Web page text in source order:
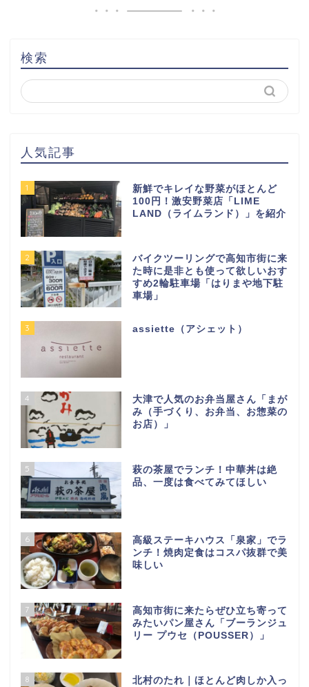
検索
人気記事
1
新鮮でキレイな野菜がほとんど
100円！激安野菜店「LIME
LAND（ライムランド）」を紹介
2
バイクツーリングで高知市街に来
た時に是非とも使って欲しいおす
すめ2輪駐車場「はりまや地下駐
車場」
3 assiette（アシェット）
4
大津で人気のお弁当屋さん「まが
み（手づくり、お弁当、お惣菜の
お店）」
5
萩の茶屋でランチ！中華丼は絶
品、一度は食べてみてほしい
6
高級ステーキハウス「泉家」でラ
ンチ！焼肉定食はコスパ抜群で美
味しい
7
高知市街に来たらぜひ立ち寄って
みたいパン屋さん「ブーランジュ
リー プウセ（POUSSER）」
8
北村のたれ｜ほとんど肉しか入っ